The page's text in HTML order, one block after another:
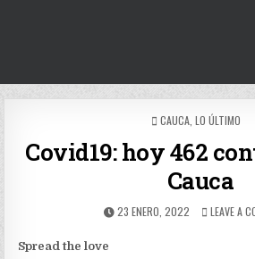
POSTED
CAUCA LO ÚLTIMO
Covid19: hoy 462
Cauca
PUBLISHED
23 ENERO, 2022 LEAVE A
Spread the love